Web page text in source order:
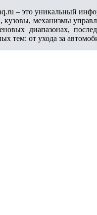
– это уникальный
кузовы, механизмы
диапазонах,
тем: от ухода за